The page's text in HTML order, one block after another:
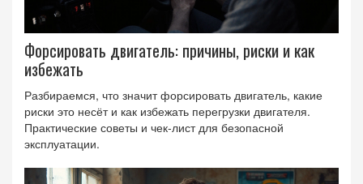
Форсировать двигатель: причины, риски и как
избежать
Разбираемся, что значит форсировать двигатель, какие
риски это несёт и как избежать перегрузки двигателя.
Практические советы и чек‑лист для безопасной
эксплуатации.